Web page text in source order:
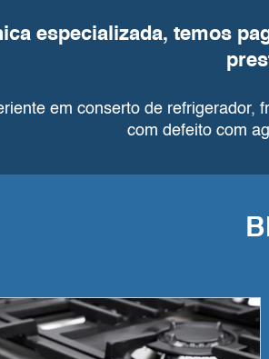
especializada, temos
em conserto de refrigerador,
com defeito com